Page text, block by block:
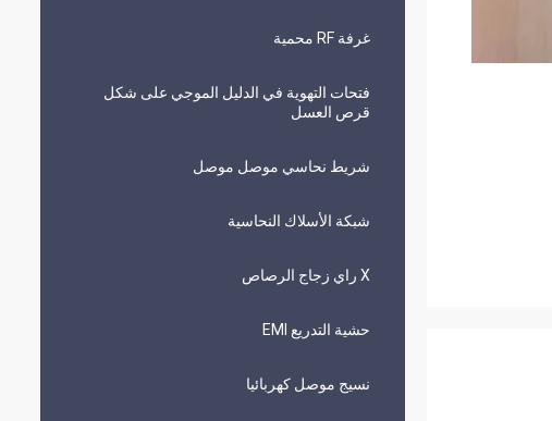
غرفة RF محمية
فتحات التهوية في الدليل الموجي على شكل
قرص العسل
شريط نحاسي موصل موصل
شبكة الأسلاك النحاسية
X راي زجاج الرصاص
حشية التدريع EMI
نسيج موصل كهربائيا